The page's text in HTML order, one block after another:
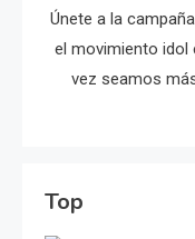
Únete a la
el movimiento idol
vez seamos
Top